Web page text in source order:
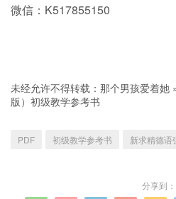
微信：K517855150
未经允许不得转载： 那个男孩爱着她
版）初级教学参考书
PDF 初级教学参考书 新求精德语
分享到：